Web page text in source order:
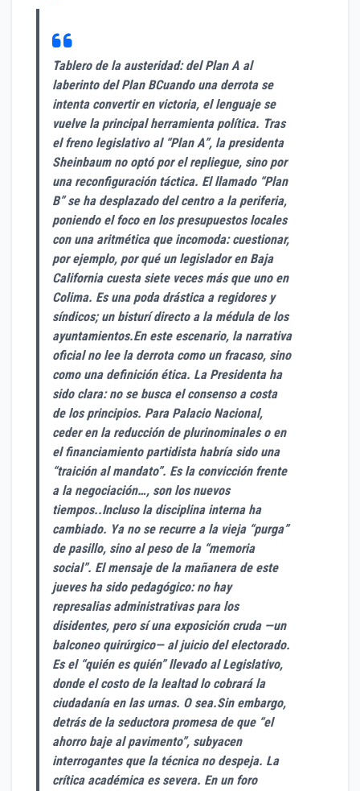
Tablero de la austeridad: del Plan A al
laberinto del Plan BCuando una derrota se
intenta convertir en victoria, el lenguaje se
vuelve la principal herramienta política. Tras
el freno legislativo al “Plan A”, la presidenta
Sheinbaum no optó por el repliegue, sino por
una reconfiguración táctica. El llamado “Plan
B” se ha desplazado del centro a la periferia,
poniendo el foco en los presupuestos locales
con una aritmética que incomoda: cuestionar,
por ejemplo, por qué un legislador en Baja
California cuesta siete veces más que uno en
Colima. Es una poda drástica a regidores y
síndicos; un bisturí directo a la médula de los
ayuntamientos.En este escenario, la narrativa
oficial no lee la derrota como un fracaso, sino
como una definición ética. La Presidenta ha
sido clara: no se busca el consenso a costa
de los principios. Para Palacio Nacional,
ceder en la reducción de plurinominales o en
el financiamiento partidista habría sido una
“traición al mandato”. Es la convicción frente
a la negociación…, son los nuevos
tiempos..Incluso la disciplina interna ha
cambiado. Ya no se recurre a la vieja “purga”
de pasillo, sino al peso de la “memoria
social”. El mensaje de la mañanera de este
jueves ha sido pedagógico: no hay
represalias administrativas para los
disidentes, pero sí una exposición cruda —un
balconeo quirúrgico— al juicio del electorado.
Es el “quién es quién” llevado al Legislativo,
donde el costo de la lealtad lo cobrará la
ciudadanía en las urnas. O sea.Sin embargo,
detrás de la seductora promesa de que “el
ahorro baje al pavimento”, subyacen
interrogantes que la técnica no despeja. La
crítica académica es severa. En un foro